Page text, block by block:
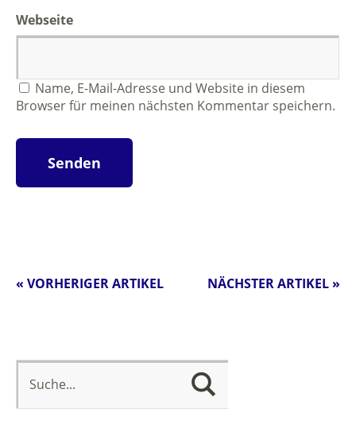
Webseite
Name, E-Mail-Adresse und Website in diesem
Browser für meinen nächsten Kommentar speichern.
NÄCHSTER ARTIKEL »
« VORHERIGER ARTIKEL